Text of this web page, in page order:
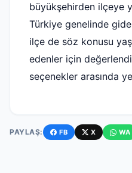
büyükşehirden ilçeye
Türkiye genelinde
ilçe de söz konusu
edenler için
seçenekler arasında
PAYLAŞ: FB X WA